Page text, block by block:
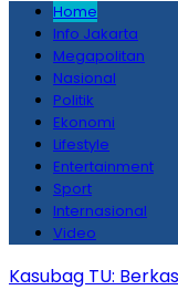
Home
Info Jakarta
Megapolitan
Nasional
Politik
Ekonomi
Lifestyle
Entertainment
Sport
Internasional
Video
Kasubag TU: